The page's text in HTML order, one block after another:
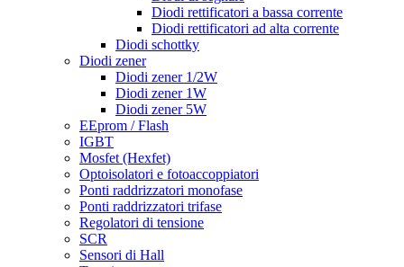
Diodi rettificatori a bassa corrente
Diodi rettificatori ad alta corrente
Diodi schottky
Diodi zener
Diodi zener 1/2W
Diodi zener 1W
Diodi zener 5W
EEprom / Flash
IGBT
Mosfet (Hexfet)
Optoisolatori e fotoaccoppiatori
Ponti raddrizzatori monofase
Ponti raddrizzatori trifase
Regolatori di tensione
SCR
Sensori di Hall